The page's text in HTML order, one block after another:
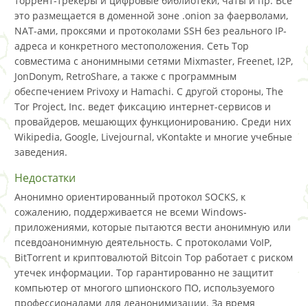
это размещается в доменной зоне .onion за фаерволами,
NAT-ами, проксями и протоколами SSH без реального IP-
адреса и конкретного местоположения. Сеть Тор
совместима с анонимными сетями Mixmaster, Freenet, I2P,
JonDonym, RetroShare, а также с программным
обеспечением Privoxy и Hamachi. С другой стороны, The
Tor Project, Inc. ведет фиксацию интернет-сервисов и
провайдеров, мешающих функционированию. Среди них
Wikipedia, Google, Livejournal, vKontakte и многие учебные
заведения.
Недостатки
Анонимно ориентированный протокол SOCKS, к
сожалению, поддерживается не всеми Windows-
приложениями, которые пытаются вести анонимную или
псевдоанонимную деятельность. С протоколами VoIP,
BitTorrent и криптовалютой Bitcoin Тор работает с риском
утечек информации. Тор гарантированно не защитит
компьютер от многого шпионского ПО, используемого
профессионалами для деанонимизации. За время